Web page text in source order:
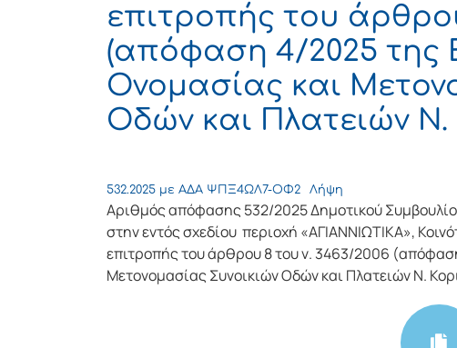
επιτροπής του
(απόφαση 4/2025 της
Ονομασίας και
Οδών και Πλατειών Ν.
532.2025 με ΑΔΑ ΨΠΞ4ΩΛ7-ΟΦ2 Λήψη
Αριθμός απόφασης 532/2025 Δημοτικού
στην εντός σχεδίου περιοχή «ΑΓΙΑΝΝΙΩΤΙΚΑ»,
επιτροπής του άρθρου 8 του ν. 3463/2006
Μετονομασίας Συνοικιών Οδών και Πλατειών Ν.